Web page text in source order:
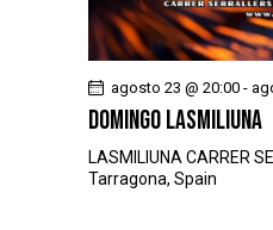
agosto 23 @ 20:00 -
DOMINGO LASMILIUNA
LASMILIUNACARRER
Tarragona, Spain